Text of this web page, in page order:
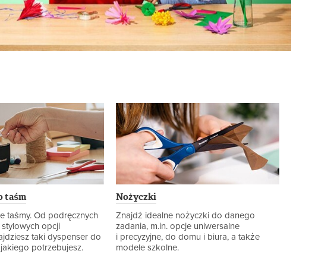
taśm
taśmy. Od podręcznych
opcji
taki dyspenser do
potrzebujesz.
Nożyczki
Znajdź idealne nożyczki do danego
zadania, m.in. opcje uniwersalne
i precyzyjne, do domu i biura, a także
modele szkolne.